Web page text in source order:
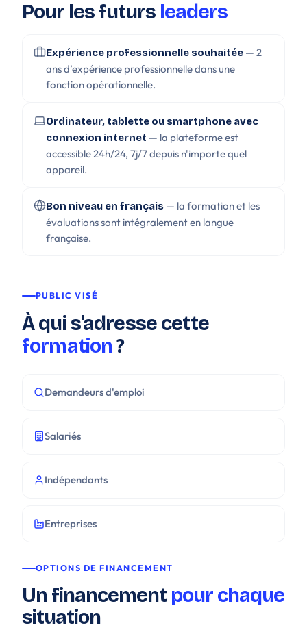
Pour les futurs leaders
Expérience professionnelle souhaitée — 2
ans d’expérience professionnelle dans une
fonction opérationnelle.
Ordinateur, tablette ou smartphone avec
connexion internet — la plateforme est
accessible 24h/24, 7j/7 depuis n'importe quel
appareil.
Bon niveau en français — la formation et les
évaluations sont intégralement en langue
française.
PUBLIC VISÉ
À qui s'adresse cette
formation?
Demandeurs d'emploi
Salariés
Indépendants
Entreprises
OPTIONS DE FINANCEMENT
Un financement pour chaque
situation